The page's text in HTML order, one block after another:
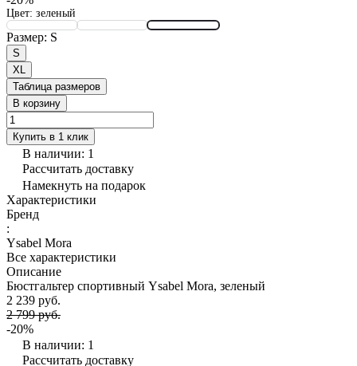
Цвет: зеленый
Размер: S
S
XL
Таблица размеров
В корзину
Купить в 1 клик
В наличии: 1
Рассчитать доставку
Намекнуть на подарок
Характеристики
Бренд
:
Ysabel Mora
Все характеристики
Описание
Бюстгальтер спортивный Ysabel Mora, зеленый
2 239 руб.
2 799 руб.
-20%
В наличии: 1
Рассчитать доставку